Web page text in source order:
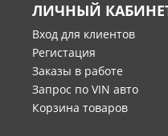
ЛИЧНЫЙ
Вход для клиентов
Регистация
Заказы в работе
Запрос по VIN авто
Корзина товаров